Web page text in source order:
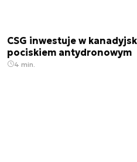
CSG inwestuje w
pociskiem antydronowym
4 min.